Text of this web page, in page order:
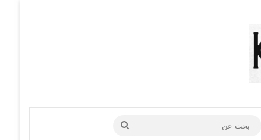
عمود جانبي
بحث